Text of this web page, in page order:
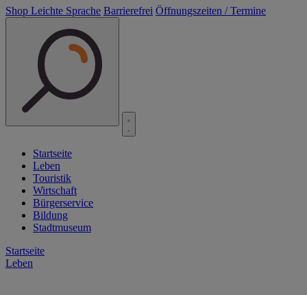
Shop Leichte Sprache Barrierefrei Öffnungszeiten / Termine
Startseite
Leben
Touristik
Wirtschaft
Bürgerservice
Bildung
Stadtmuseum
Startseite
Leben